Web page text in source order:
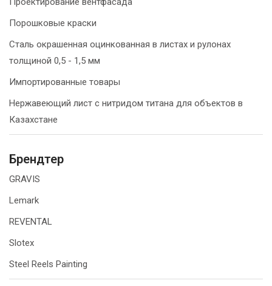
Порошковые краски
Сталь окрашенная оцинкованная в листах и рулонах
толщиной 0,5 - 1,5 мм
Импортированные товары
Нержавеющий лист с нитридом титана для объектов в
Казахстане
Брендтер
GRAVIS
Lemark
REVENTAL
Slotex
Steel Reels Painting